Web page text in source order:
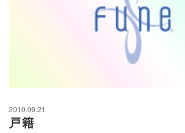
2010.09.21
戸籍